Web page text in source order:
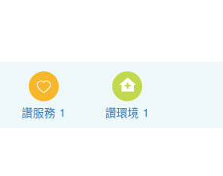
讚服務 1 讚環境 1